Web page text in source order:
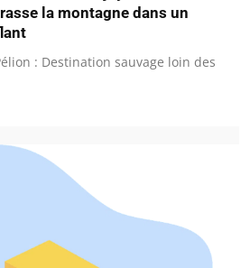
la montagne dans un
: Destination sauvage loin des